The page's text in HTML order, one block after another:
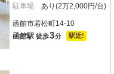
駐車場
あり(2万2,000円/台)
函館市若松町14-10
函館駅 徒歩3分 駅近!